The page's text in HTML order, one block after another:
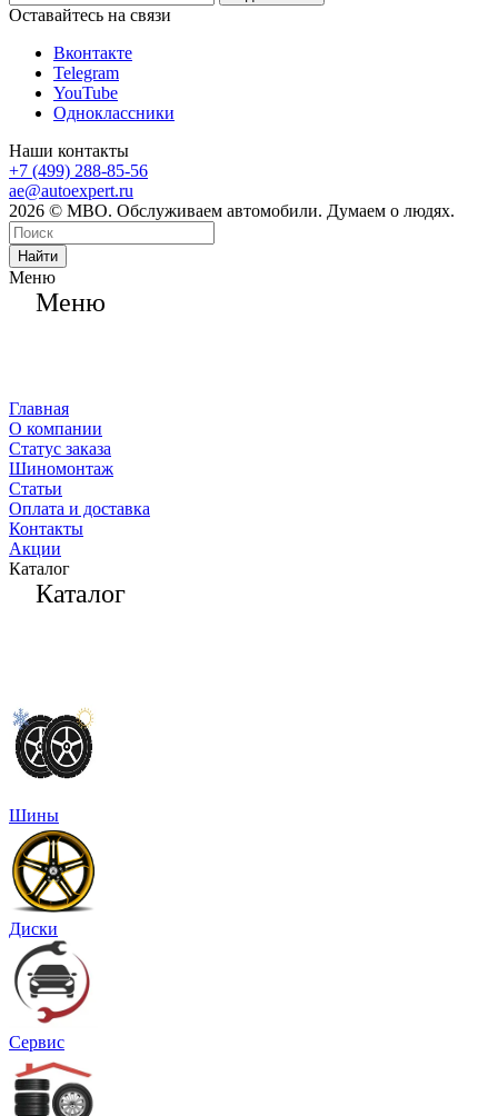
Оставайтесь на связи
Вконтакте
Telegram
YouTube
Одноклассники
Наши контакты
+7 (499) 288-85-56
ae@autoexpert.ru
2026 © МВО. Обслуживаем автомобили. Думаем о людях.
Найти
Меню
Меню
Главная
О компании
Статус заказа
Шиномонтаж
Статьи
Оплата и доставка
Контакты
Акции
Каталог
Каталог
Шины
Диски
Сервис